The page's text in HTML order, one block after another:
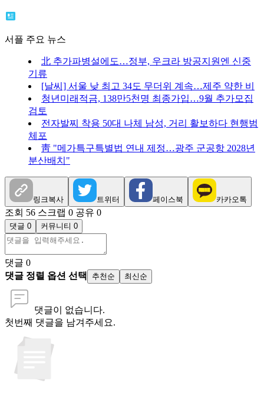
서플 주요 뉴스
北 추가파병설에도…정부, 우크라 방공지원엔 신중
기류
[날씨] 서울 낮 최고 34도 무더위 계속…제주 약한 비
청년미래적금, 138만5천명 최종가입…9월 추가모집
검토
전자발찌 착용 50대 나체 남성, 거리 활보하다 현행범
체포
靑 "메가특구특별법 연내 제정…광주 군공항 2028년
분산배치"
링크복사 트위터 페이스북 카카오톡
조회 56 스크랩 0 공유 0
댓글 0 커뮤니티 0
댓글 0
댓글 정렬 옵션 선택
추천순 최신순
댓글이 없습니다.
첫번째 댓글을 남겨주세요.